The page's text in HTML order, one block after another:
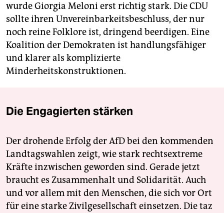
wurde Giorgia Meloni erst richtig stark. Die CDU
sollte ihren Unvereinbarkeitsbeschluss, der nur
noch reine Folklore ist, dringend beerdigen. Eine
Koalition der Demokraten ist handlungsfähiger
und klarer als komplizierte
Minderheitskonstruktionen.
Die Engagierten stärken
Der drohende Erfolg der AfD bei den kommenden
Landtagswahlen zeigt, wie stark rechtsextreme
Kräfte inzwischen geworden sind. Gerade jetzt
braucht es Zusammenhalt und Solidarität. Auch
und vor allem mit den Menschen, die sich vor Ort
für eine starke Zivilgesellschaft einsetzen. Die taz